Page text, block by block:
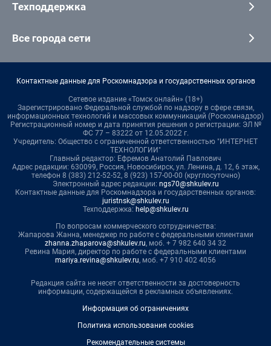
Техподдержка
Все города сети
Контактные данные для Роскомнадзора и государственных органов
Сетевое издание «Томск онлайн» (18+)
Зарегистрировано Федеральной службой по надзору в сфере связи,
информационных технологий и массовых коммуникаций (Роскомнадзор)
Регистрационный номер и дата принятия решения о регистрации: ЭЛ №
ФС 77 – 83222 от 12.05.2022 г.
Учредитель: Общество с ограниченной ответственностью "ИНТЕРНЕТ
ТЕХНОЛОГИИ"
Главный редактор: Ефремов Анатолий Павлович
Адрес редакции: 630099, Россия, Новосибирск, ул. Ленина, д. 12, 6 этаж,
телефон 8 (383) 212-52-52, 8 (923) 157-00-00 (круглосуточно)
Электронный адрес редакции: ngs70@shkulev.ru
Контактные данные для Роскомнадзора и государственных органов:
juristnsk@shkulev.ru
Техподдержка: help@shkulev.ru
По вопросам коммерческого сотрудничества:
Жапарова Жанна, менеджер по работе с федеральными клиентами
zhanna.zhaparova@shkulev.ru, моб. + 7 982 640 34 32
Ревина Мария, директор по работе с федеральными клиентами
mariya.revina@shkulev.ru, моб. +7 910 402 4056
Редакция сайта не несет ответственности за достоверность
информации, содержащейся в рекламных объявлениях.
Информация об ограничениях
Политика использования cookies
Рекомендательные системы